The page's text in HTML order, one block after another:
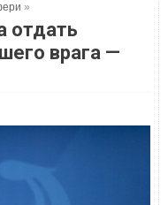
»
отдать
врага —